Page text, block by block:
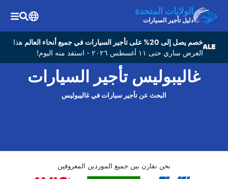
الولايات المتحدة
دليل تأجير السيارات
خصم يصل إلى 20% على تأجير السيارات في جميع أنحاء العالم
هذا
العرض ساري حتى ١١ أغسطس ٢٠٢٦ - استفد منه اليوم!
غاليبوليس تأجير السيارات
البحث عن تأجير سيارات في غاليبوليس
نحن نقارن بين جميع الموردين المعروفين